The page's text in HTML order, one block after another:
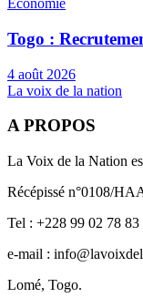
Economie
Togo :
4 août 2026
La voix de la nation
A PROPOS
La Voix de la Nation
Récépissé n°0108/
Tel : +228 99 02 78
e-mail :
Lomé, Togo.